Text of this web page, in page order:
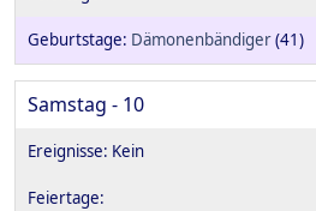
Dämonenbändiger(41)
Samstag - 10